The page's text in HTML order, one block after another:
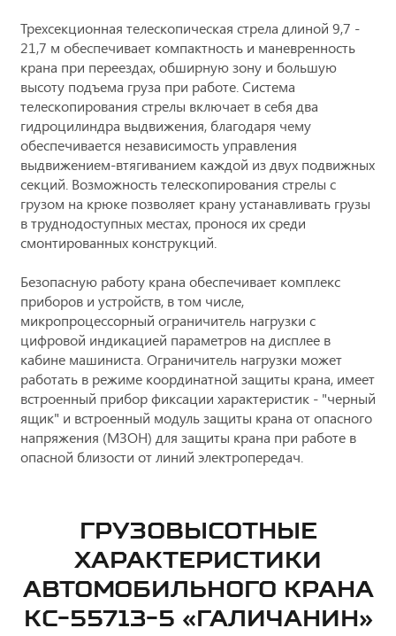
Трехсекционная телескопическая стрела длиной 9,7 -
21,7 м обеспечивает компактность и маневренность
крана при переездах, обширную зону и большую
высоту подъема груза при работе. Система
телескопирования стрелы включает в себя два
гидроцилиндра выдвижения, благодаря чему
обеспечивается независимость управления
выдвижением-втягиванием каждой из двух подвижных
секций. Возможность телескопирования стрелы с
грузом на крюке позволяет крану устанавливать грузы
в труднодоступных местах, пронося их среди
смонтированных конструкций.
Безопасную работу крана обеспечивает комплекс
приборов и устройств, в том числе,
микропроцессорный ограничитель нагрузки с
цифровой индикацией параметров на дисплее в
кабине машиниста. Ограничитель нагрузки может
работать в режиме координатной защиты крана, имеет
встроенный прибор фиксации характеристик - "черный
ящик" и встроенный модуль защиты крана от опасного
напряжения (МЗОН) для защиты крана при работе в
опасной близости от линий электропередач.
ГРУЗОВЫСОТНЫЕ
ХАРАКТЕРИСТИКИ
АВТОМОБИЛЬНОГО КРАНА
КC-55713-5 «ГАЛИЧАНИН»